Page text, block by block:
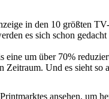
in den 10 größten
es sich schon
eine um über 70%
Und es sieht
ansehen, um